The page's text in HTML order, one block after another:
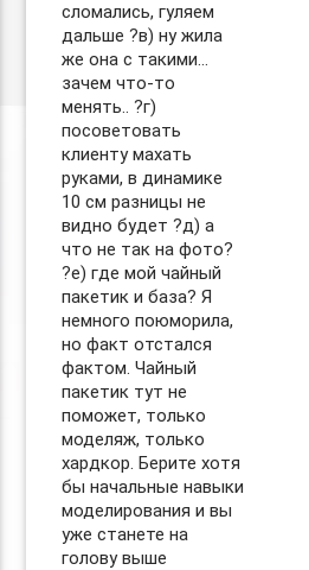
сломались, гуляем
дальше ?в) ну жила
же она с такими…
зачем что-то
менять.. ?г)
посоветовать
клиенту махать
руками, в динамике
10 см разницы не
видно будет ?д) а
что не так на фото?
?е) где мой чайный
пакетик и база? Я
немного поюморила,
но факт отстался
фактом. Чайный
пакетик тут не
поможет, только
моделяж, только
хардкор. Берите хотя
бы начальные навыки
моделирования и вы
уже станете на
голову выше